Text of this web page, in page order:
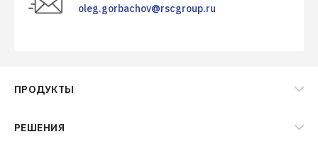
oleg.gorbachov@rscgroup.ru
ПРОДУКТЫ
РЕШЕНИЯ